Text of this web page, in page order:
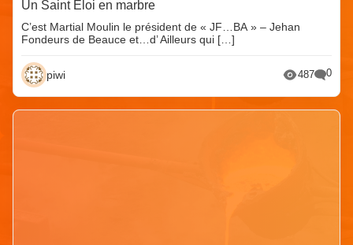
Un Saint Eloi en marbre
C’est Martial Moulin le président de « JF…BA » – Jehan
Fondeurs de Beauce et…d’ Ailleurs qui […]
piwi 487 0